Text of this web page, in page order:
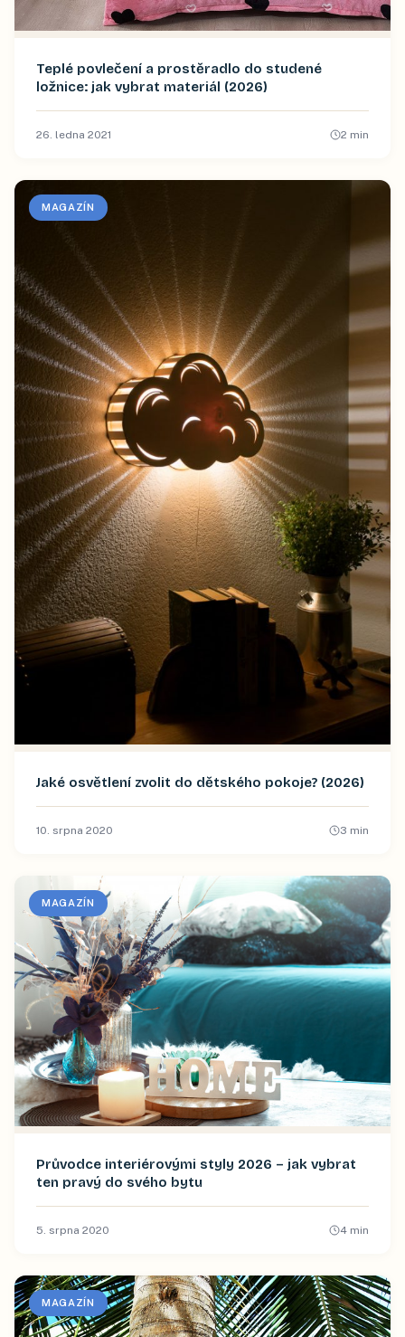
Teplé povlečení a prostěradlo do studené
ložnice: jak vybrat materiál (2026)
26. ledna 2021 2 min
MAGAZÍN
Jaké osvětlení zvolit do dětského pokoje? (2026)
10. srpna 2020 3 min
MAGAZÍN
Průvodce interiérovými styly 2026 – jak vybrat
ten pravý do svého bytu
5. srpna 2020 4 min
MAGAZÍN